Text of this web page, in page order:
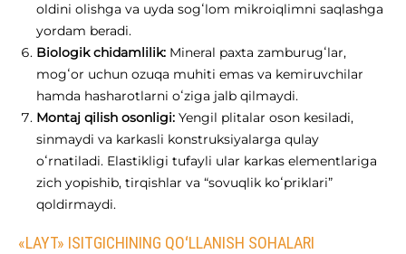
oldini olishga va uyda sogʻlom mikroiqlimni saqlashga
yordam beradi.
Biologik chidamlilik: Mineral paxta zamburugʻlar,
mogʻor uchun ozuqa muhiti emas va kemiruvchilar
hamda hasharotlarni oʻziga jalb qilmaydi.
Montaj qilish osonligi: Yengil plitalar oson kesiladi,
sinmaydi va karkasli konstruksiyalarga qulay
oʻrnatiladi. Elastikligi tufayli ular karkas elementlariga
zich yopishib, tirqishlar va “sovuqlik koʻpriklari”
qoldirmaydi.
«LAYT» ISITGICHINING QOʻLLANISH SOHALARI